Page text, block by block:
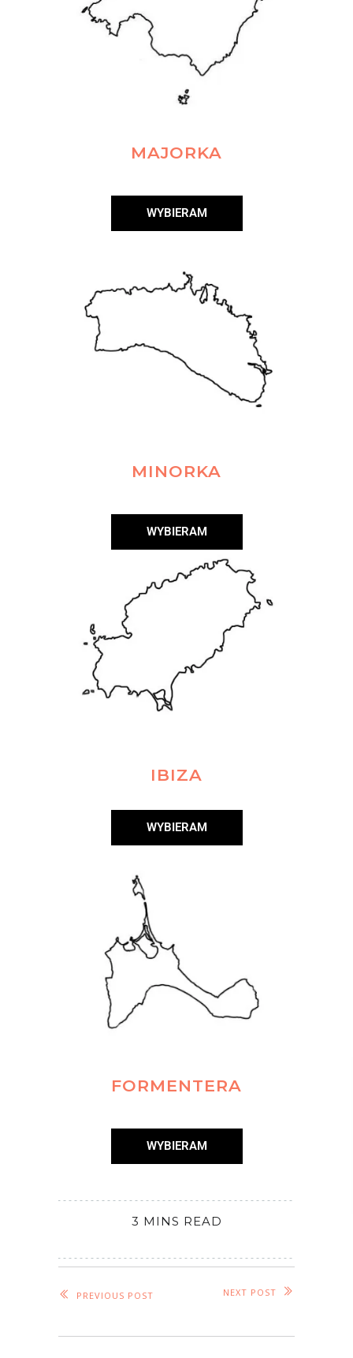
MAJORKA
WYBIERAM
MINORKA
WYBIERAM
IBIZA
WYBIERAM
FORMENTERA
WYBIERAM
3 MINS READ
PREVIOUS POST NEXT POST